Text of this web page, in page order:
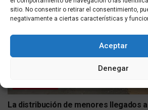
sitio. No consentir o retirar el consentimiento,
negativamente a ciertas características y
Aceptar
Denegar
La distribución de menores llegados